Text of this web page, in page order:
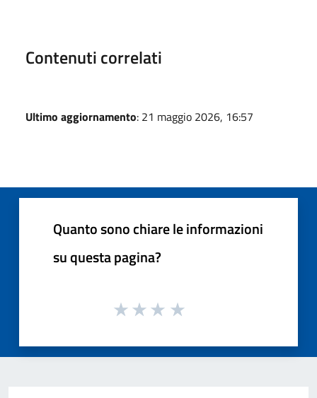
Contenuti correlati
Ultimo aggiornamento: 21 maggio 2026, 16:57
Quanto sono chiare le informazioni
su questa pagina?